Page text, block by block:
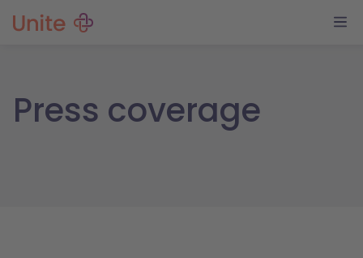
Press coverage